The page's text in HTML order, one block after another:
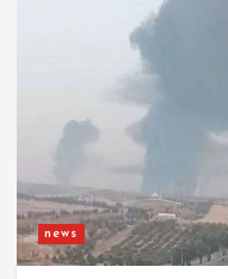
news